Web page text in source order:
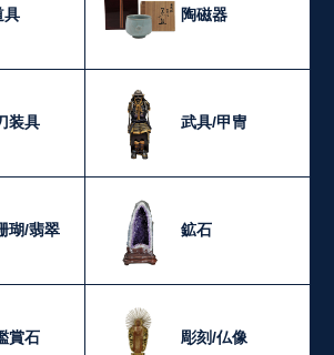
具 陶磁器
装具 武具/甲冑
瑚/翡翠 鉱石
賞石 彫刻/仏像